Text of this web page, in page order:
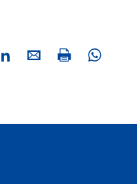
LinkedInE-mailPrint